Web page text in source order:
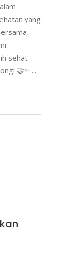
yang
sehat.
🤝✨